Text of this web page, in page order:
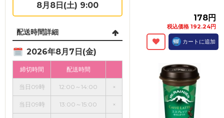
8月8日(土) 9:00
配送時間詳細
2026年8月7日(金)
締切時間 配送時間
当日09時 12:00～14:00 ×
当日09時 13:00～15:00 ×
178円
税込価格 192.24円
カートに追加